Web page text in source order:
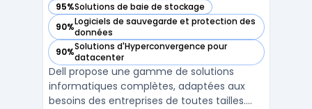
95%Solutions de baie de stockage
— voir Dell EMC dans cette catégorie
90%Logiciels de sauvegarde et protection des
données
— voir Dell EMC dans cette catégorie
90%Solutions d'Hyperconvergence pour
datacenter
— voir Dell EMC dans cette catégorie
Dell propose une gamme de solutions
informatiques complètes, adaptées aux
besoins des entreprises de toutes tailles.